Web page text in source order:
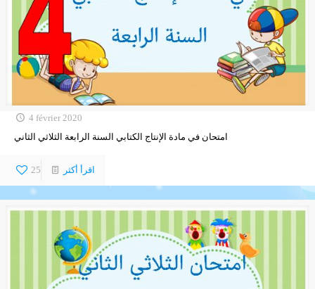
4 février 2020
امتحان في مادة الإنتاج الكتابي السنة الرابعة الثلاثي الثاني
25 اقرأ أكثر